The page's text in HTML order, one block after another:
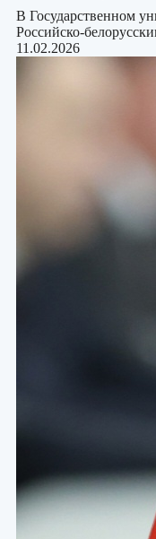
В Государственном
Российско-
11.02.2026